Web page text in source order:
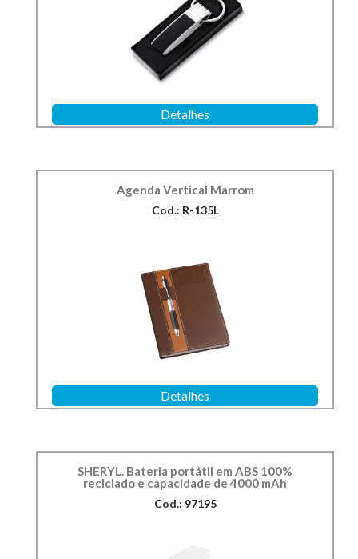
Detalhes
Agenda Vertical Marrom
Cod.: R-135L
Detalhes
SHERYL. Bateria portátil em ABS 100%
reciclado e capacidade de 4000 mAh
Cod.: 97195